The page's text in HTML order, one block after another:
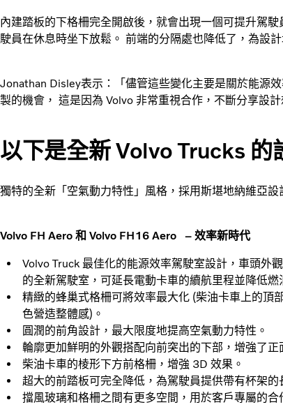
內建踏板的下格柵完全開啟後，就會出現一個可提升駕
駛員在休息時坐下放鬆。 前端的分隔處也降低了，為設
Jonathan Disley表示：「儘管這些變化主要是關於能源
製的機會， 這是因為 Volvo 非常重視合作，不斷分享設
以下是全新 Volvo Trucks 的
獨特的全新「空氣動力特性」風格，採用斯堪地納維亞設
Volvo FH Aero 和 Volvo FH16 Aero – 效率新時代
Volvo Truck 最佳化的能源效率駕駛室設計，車頭外
的全新駕駛室，可延長電動卡車的續航里程並降低燃
精緻的蜂巢式格柵可將效率最大化 (柴油卡車上的頂
色營造整體感)。
圓潤的前角設計，最大限度地提高空氣動力特性。
輪廓更加鮮明的外觀搭配向前突出的下部，增強了正
柴油卡車的棱形下方前格柵，增強 3D 效果。
超大的前踏板可完全降低，為駕駛員提供帶有杯架的
擋風玻璃和格柵之間有更多空間，用於客戶專屬的合